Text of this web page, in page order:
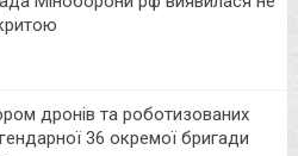
дронів та роботизованих
36 окремої бригади